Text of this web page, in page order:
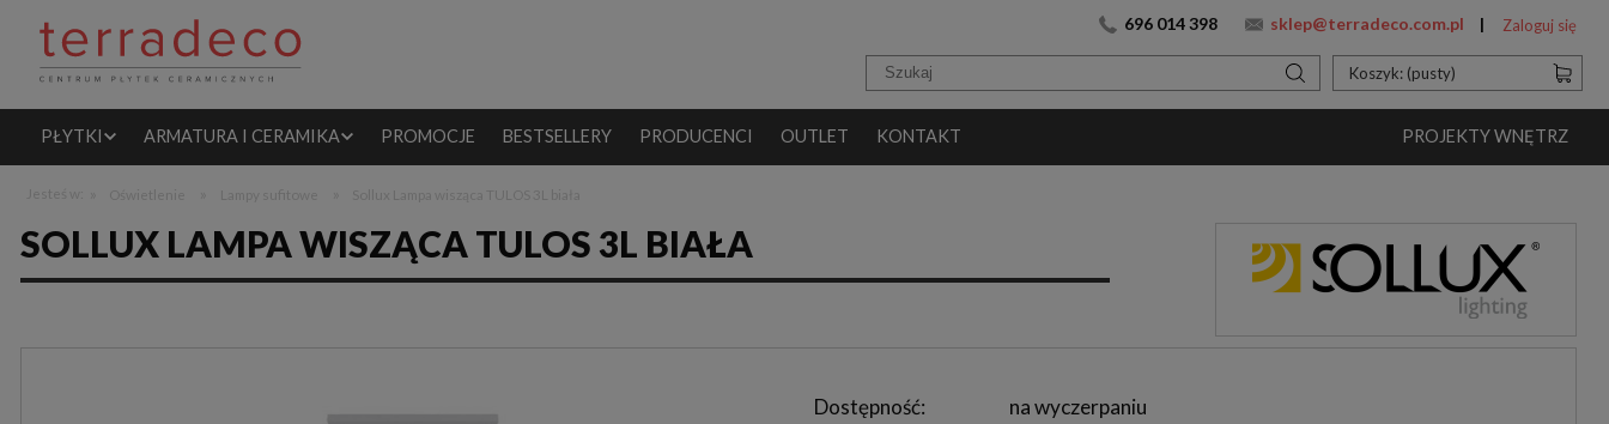
696 014 398 sklep@terradeco.com.pl Zaloguj się
Koszyk: (pusty)
PŁYTKI ARMATURA I CERAMIKA PROMOCJE BESTSELLERY PRODUCENCI OUTLET KONTAKT PROJEKTY WNĘTRZ
SOLLUX LAMPA WISZĄCA TULOS 3L BIAŁA
Dostępność:
na wyczerpaniu